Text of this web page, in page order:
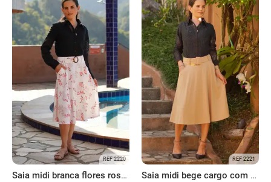
REF 2220
Saia midi branca flores rosas com bolsos
REF 2221
Saia midi bege cargo com bolsos